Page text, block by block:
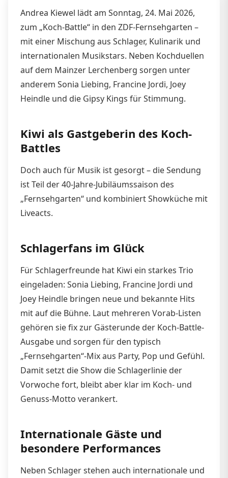
Andrea Kiewel lädt am Sonntag, 24. Mai 2026,
zum „Koch-Battle“ in den ZDF-Fernsehgarten –
mit einer Mischung aus Schlager, Kulinarik und
internationalen Musikstars. Neben Kochduellen
auf dem Mainzer Lerchenberg sorgen unter
anderem Sonia Liebing, Francine Jordi, Joey
Heindle und die Gipsy Kings für Stimmung.
Kiwi als Gastgeberin des Koch-
Battles
Doch auch für Musik ist gesorgt – die Sendung
ist Teil der 40-Jahre-Jubiläumssaison des
„Fernsehgarten“ und kombiniert Showküche mit
Liveacts.
Schlagerfans im Glück
Für Schlagerfreunde hat Kiwi ein starkes Trio
eingeladen: Sonia Liebing, Francine Jordi und
Joey Heindle bringen neue und bekannte Hits
mit auf die Bühne. Laut mehreren Vorab-Listen
gehören sie fix zur Gästerunde der Koch-Battle-
Ausgabe und sorgen für den typisch
„Fernsehgarten“-Mix aus Party, Pop und Gefühl.
Damit setzt die Show die Schlagerlinie der
Vorwoche fort, bleibt aber klar im Koch- und
Genuss-Motto verankert.
Internationale Gäste und
besondere Performances
Neben Schlager stehen auch internationale und